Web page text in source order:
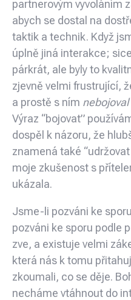
partnerovým vyvoláním
abych se dostal na
taktik a technik. Když
úplně jiná interakce;
párkrát, ale byly to
zjevně velmi frustrující,
a prostě s ním nebojoval
Výraz “bojovat”
dospěl k názoru, že
znamená také
moje zkušenost s
ukázala.
Jsme-li pozváni ke
pozváni ke sporu podle
zve, a existuje velmi
která nás k tomu
zkoumali, co se děje.
necháme vtáhnout do